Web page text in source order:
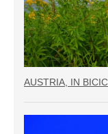
AUSTRIA, IN